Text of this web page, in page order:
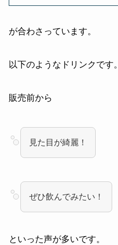
が合わさっています。
以下のようなドリンクです。
販売前から
見た目が綺麗！
ぜひ飲んでみたい！
といった声が多いです。